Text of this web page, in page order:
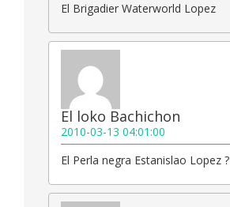
El Brigadier Waterworld Lopez
El loko Bachichon
2010-03-13 04:01:00
El Perla negra Estanislao Lopez ?